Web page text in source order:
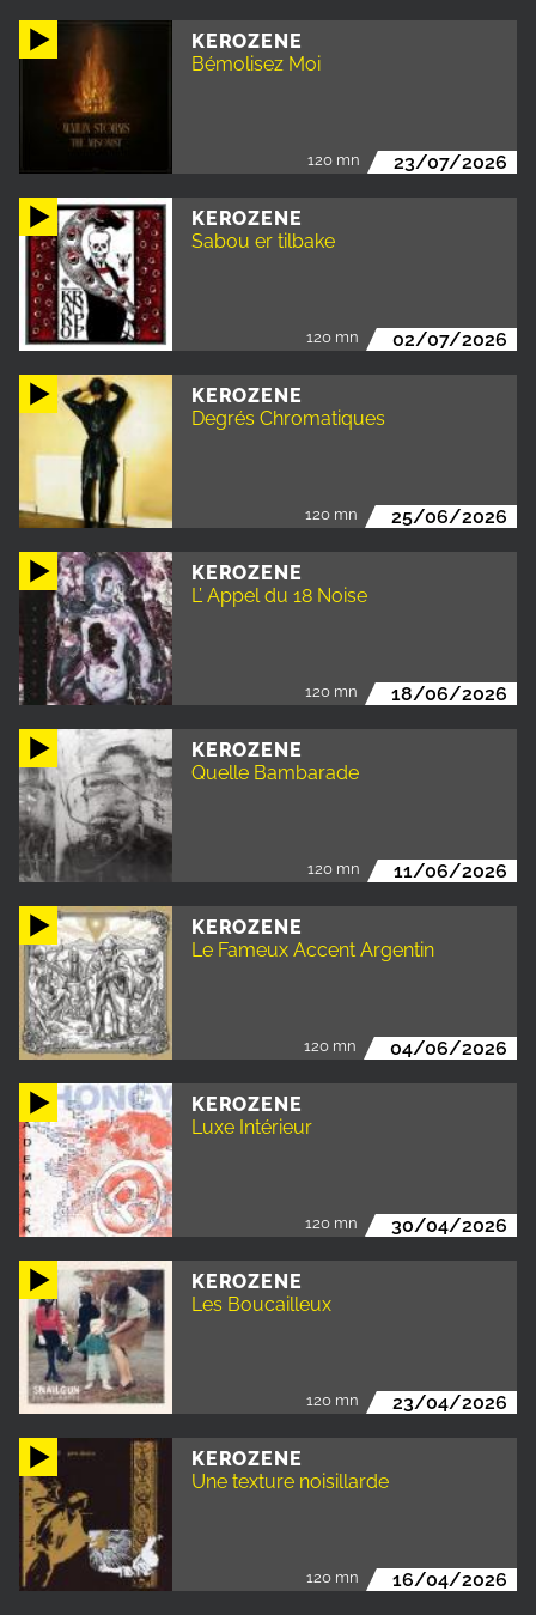
KEROZENE
Bémolisez Moi
120 mn 23/07/2026
KEROZENE
Sabou er tilbake
120 mn 02/07/2026
KEROZENE
Degrés Chromatiques
120 mn 25/06/2026
KEROZENE
L’ Appel du 18 Noise
120 mn 18/06/2026
KEROZENE
Quelle Bambarade
120 mn 11/06/2026
KEROZENE
Le Fameux Accent Argentin
120 mn 04/06/2026
KEROZENE
Luxe Intérieur
120 mn 30/04/2026
KEROZENE
Les Boucailleux
120 mn 23/04/2026
KEROZENE
Une texture noisillarde
120 mn 16/04/2026